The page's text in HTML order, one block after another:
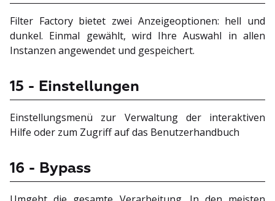
Filter Factory bietet zwei Anzeigeoptionen: hell und
dunkel. Einmal gewählt, wird Ihre Auswahl in allen
Instanzen angewendet und gespeichert.
15 - Einstellungen
Einstellungsmenü zur Verwaltung der interaktiven
Hilfe oder zum Zugriff auf das Benutzerhandbuch
16 - Bypass